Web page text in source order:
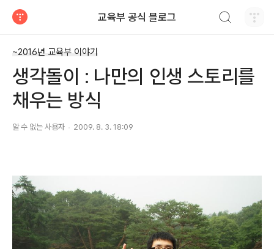
교육부 공식 블로그
~2016년 교육부 이야기
생각돌이 : 나만의 인생 스토리를
채우는 방식
알 수 없는 사용자 2009. 8. 3. 18:09